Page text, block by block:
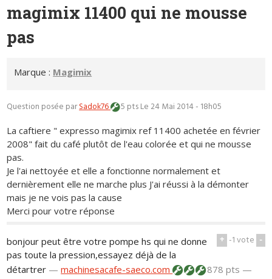
magimix 11400 qui ne mousse
pas
Marque : Magimix
Question posée parSadok76 5 ptsLe 24 Mai 2014 - 18h05
La caftiere " expresso magimix ref 11400 achetée en février
2008" fait du café plutôt de l'eau colorée et qui ne mousse
pas.
Je l'ai nettoyée et elle a fonctionne normalement et
dernièrement elle ne marche plus J'ai réussi à la démonter
mais je ne vois pas la cause
Merci pour votre réponse
+ -1vote -
bonjour peut être votre pompe hs qui ne donne
pas toute la pression,essayez déjà de la
détartrer —machinesacafe-saeco.com
878 pts —